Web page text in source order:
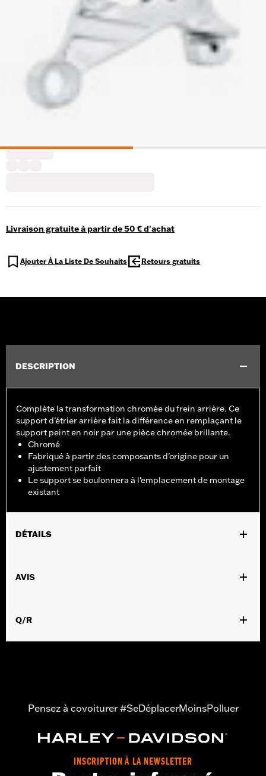
Livraison gratuite à partir de 50 € d'achat
Ajouter À La Liste De Souhaits Retours gratuits
DESCRIPTION
Complète la transformation chromée du frein arrière. Ce
support d’étrier arrière fait la différence en remplaçant le
support peint en noir par une pièce chromée brillante.
Chromé
Fabriqué à partir des composants d'origine pour un
ajustement parfait
Le support se boulonnera à l'emplacement de montage
existant
DÉTAILS
Instructions d’installation
Dans la boîte:
AVIS
Q/R
Pensez à covoiturer #SeDéplacerMoinsPolluer
INSCRIPTION À LA NEWSLETTER